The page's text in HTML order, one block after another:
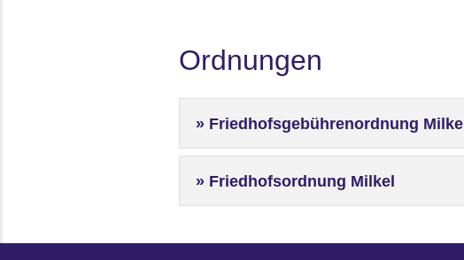
Ordnungen
Friedhofsgebührenordnung Milkel
Friedhofsordnung Milkel